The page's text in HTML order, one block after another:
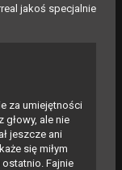
jakoś specjalnie
za umiejętności
głowy, ale nie
jeszcze ani
się miłym
Fajnie